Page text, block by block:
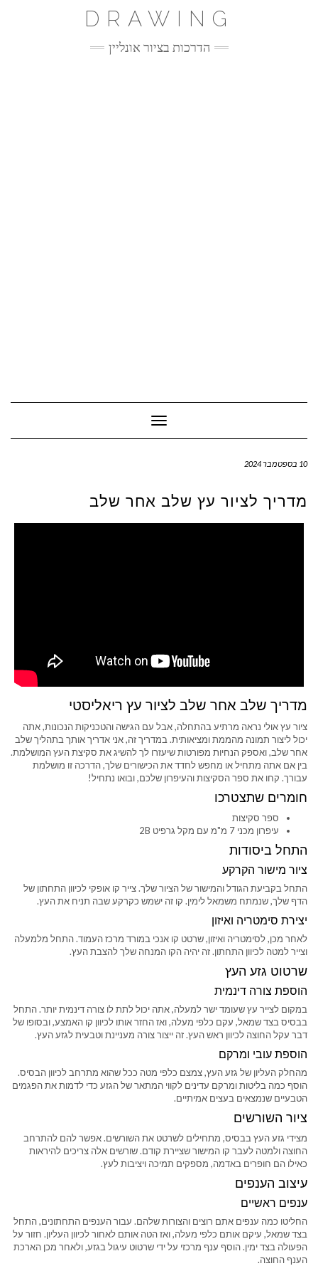
DRAWING
הדרכות בציור אונליין
Toggle Navigation
10 בספטמבר 2024
מדריך לציור עץ שלב אחר שלב
מדריך שלב אחר שלב לציור עץ ריאליסטי
ציור עץ אולי נראה מרתיע בהתחלה, אבל עם הגישה והטכניקות הנכונות, אתה
יכול ליצור תמונה מהממת ומציאותית. במדריך זה, אני אדריך אותך בתהליך שלב
אחר שלב, ואספק הנחיות מפורטות שיעזרו לך להשיג את סקיצת העץ המושלמת.
בין אם אתה מתחיל או מחפש לחדד את הכישורים שלך, הדרכה זו מושלמת
עבורך. קחו את ספר הסקיצות והעיפרון שלכם, ובואו נתחיל!
חומרים שתצטרכו
ספר סקיצות
עיפרון מכני 7 מ"מ עם מקל גרפיט 2B
התחל ביסודות
ציור מישור הקרקע
התחל בקביעת הגודל והמישור של הציור שלך. צייר קו אופקי לכיוון התחתון של
הדף שלך, שנמתח משמאל לימין. קו זה ישמש כקרקע שבה תניח את העץ.
יצירת סימטריה ואיזון
לאחר מכן, לסימטריה ואיזון, שרטט קו אנכי במורד מרכז העמוד. התחל מלמעלה
וצייר למטה לכיוון התחתון. זה יהיה הקו המנחה שלך להצבת העץ.
שרטוט גזע העץ
הוספת צורה דינמית
במקום לצייר עץ שעומד ישר למעלה, אתה יכול לתת לו צורה דינמית יותר. התחל
בבסיס בצד שמאל, עקם כלפי מעלה, ואז החזר אותו לכיוון קו האמצע, ובסופו של
דבר עקל החוצה לכיוון ראש העץ. זה ייצור צורה מעניינת וטבעית לגזע העץ.
הוספת עובי ומרקם
מהחלק העליון של גזע העץ, צמצם כלפי מטה ככל שהוא מתרחב לכיוון הבסיס.
הוסף כמה בליטות ומרקם עדינים לקווי המתאר של הגזע כדי לדמות את הפגמים
הטבעיים שנמצאים בעצים אמיתיים.
ציור השורשים
מצידי גזע העץ בבסיס, מתחילים לשרטט את השורשים. אפשר להם להתרחב
החוצה ולמטה לעבר קו המישור שציירת קודם. שורשים אלה צריכים להיראות
כאילו הם חופרים באדמה, מספקים תמיכה ויציבות לעץ.
עיצוב הענפים
ענפים ראשיים
החליטו כמה ענפים אתם רוצים והצורות שלהם. עבור הענפים התחתונים, התחל
בצד שמאל, עיקם אותם כלפי מעלה, ואז הטה אותם לאחור לכיוון העליון. חזור על
הפעולה בצד ימין. הוסף ענף מרכזי על ידי שרטוט עיגול בגזע, ולאחר מכן הארכת
הענף החוצה.